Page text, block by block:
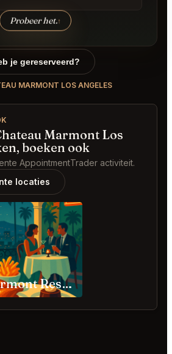
Probeer het.↑
je gereserveerd?
MARMONT LOS ANGELES
Marmont Los
boeken ook
AppointmentTrader activiteit.
locaties
Chateau Marmont Restaurant Los Angeles